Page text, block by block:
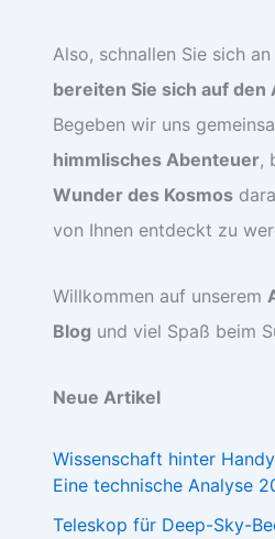
Also, schnallen Sie sich an
bereiten Sie sich auf den
Begeben wir uns
himmlisches Abenteuer,
Wunder des Kosmos
von Ihnen entdeckt zu
Willkommen auf unserem
Blog und viel Spaß beim
Neue Artikel
Wissenschaft hinter
Eine technische Analyse
Teleskop für Deep-Sky-